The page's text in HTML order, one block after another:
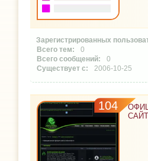
0
0
2006-10-25
104